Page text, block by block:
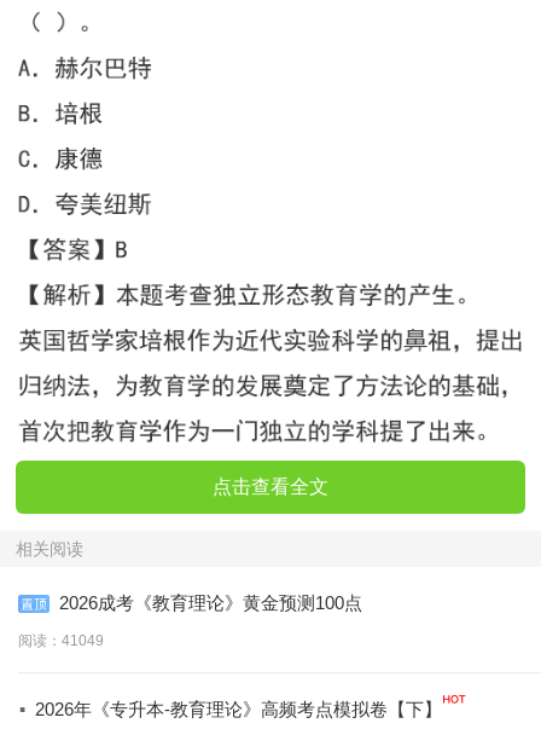
点击查看全文
相关阅读
2026成考《教育理论》黄金预测100点
阅读：41049
· 2026年《专升本-教育理论》高频考点模拟卷【下】